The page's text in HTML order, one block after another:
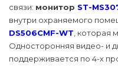
связи: монитор ST-
внутри охраняемого
DS506CMF-WT , которая
Односторонняя видео- и
поддерживается по 4-х